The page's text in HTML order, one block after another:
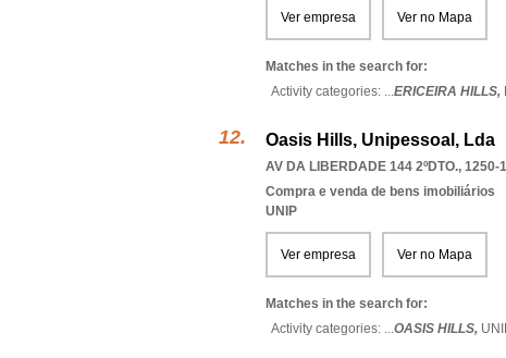
Ver empresa Ver no Mapa
Matches in the search for:
Activity categories: ...ERICEIRA HILLS,
Oasis Hills, Unipessoal, Lda
AV DA LIBERDADE 144 2ºDTO., 1250-
Compra e venda de bens imobiliários
UNIP
Ver empresa Ver no Mapa
Matches in the search for:
Activity categories: ...OASIS HILLS,